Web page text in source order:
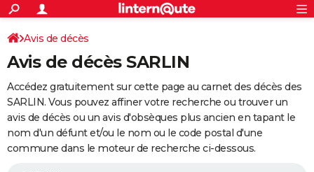
ACTUALITÉS
Politique
Société
Faits Divers
Education
Monde
Villes
+
SPORT
Coupe du monde 2026
Football
Tennis
Cyclisme
Rugby
Forum
Programme TV
TNT
Streaming
Cinéma
Sorties cinéma
Musique
+
FINANCE
Retraite
Epargne
Immobilier
Risques naturels par ville
Banque
Assurance
AUTO
Essais
Réserver un essai
Citadines
Berlines
SUV
Forum auto
+
Avis de décès
Avis de décès SARLIN
Accédez gratuitement sur cette page au carnet des décès des
SARLIN. Vous pouvez affiner votre recherche ou trouver un
avis de décès ou un avis d'obsèques plus ancien en tapant le
nom d'un défunt et/ou le nom ou le code postal d'une
commune dans le moteur de recherche ci-dessous.